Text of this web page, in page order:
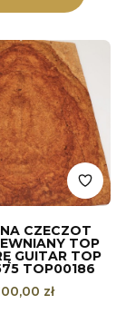
CZECZOT
TOP
GUITAR TOP
TOP00186
zł